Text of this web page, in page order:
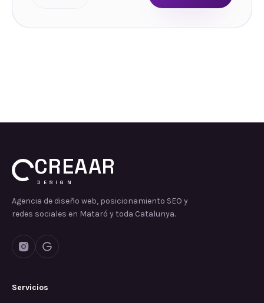
CREAAR
DESIGN
Agencia de diseño web, posicionamiento SEO y
redes sociales en Mataró y toda Catalunya.
Servicios